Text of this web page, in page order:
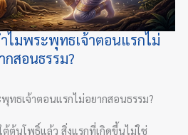
ไมพระพุทธเจ้าตอนแรกไม่
กสอนธรรม?
ทธเจ้าตอนแรกไม่อยากสอนธรรม?
ต้ต้นโพธิ์แล้ว สิ่งแรกที่เกิดขึ้นไม่ใช่